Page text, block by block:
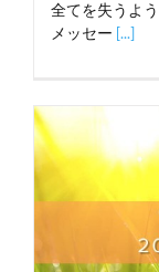
全てを失うよ
メッセー [...]